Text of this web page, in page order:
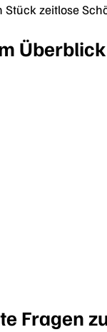
Stück zeitlose
Überblick
Fragen